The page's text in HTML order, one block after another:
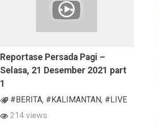
Reportase Persada Pagi –
Selasa, 21 Desember 2021 part
1
#BERITA, #KALIMANTAN, #LIVE
214 views